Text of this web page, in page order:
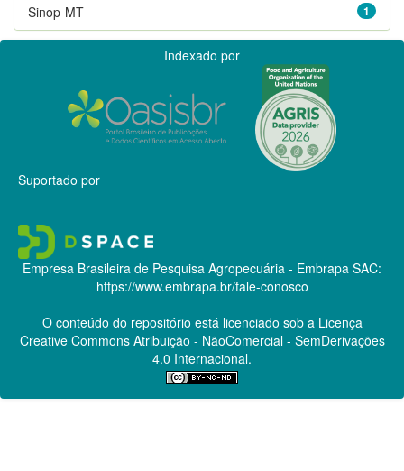
1
Sinop-MT
Indexado por
Suportado por
Empresa Brasileira de Pesquisa Agropecuária - Embrapa SAC:
https://www.embrapa.br/fale-conosco
O conteúdo do repositório está licenciado sob a Licença
Creative CommonsAtribuição - NãoComercial - SemDerivações
4.0 Internacional.